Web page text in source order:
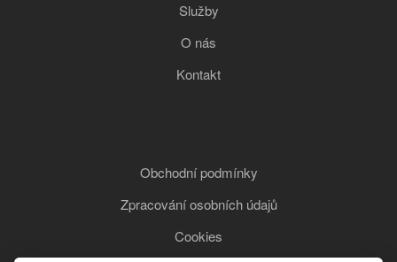
Služby
O nás
Kontakt
Obchodní podmínky
Zpracování osobních údajů
Cookies